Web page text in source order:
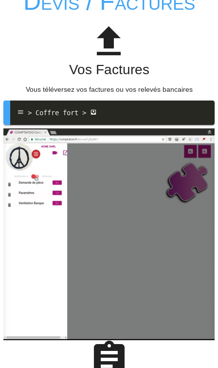
Vos Factures
Vous téléversez vos factures ou vos relevés bancaires
> Coffre fort >